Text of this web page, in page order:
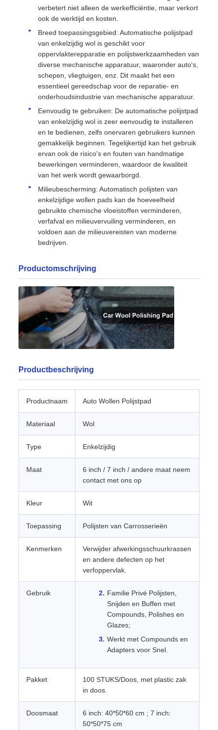
verbetert niet alleen de werkefficiëntie, maar verkort
ook de werktijd en kosten.
Breed toepassingsgebied: Automatische polijstpad
van enkelzijdig wol is geschikt voor
oppervlakterepparatie en polijstwerkzaamheden van
diverse mechanische apparatuur, waaronder auto's,
schepen, vliegtuigen, enz. Dit maakt het een
essentieel gereedschap voor de reparatie- en
onderhoudsindustrie van mechanische apparatuur.
Eenvoudig te gebruiken: De automatische polijstpad
van enkelzijdig wol is zeer eenvoudig te installeren
en te bedienen, zelfs onervaren gebruikers kunnen
gemakkelijk beginnen. Tegelijkertijd kan het gebruik
ervan ook de risico's en fouten van handmatige
bewerkingen verminderen, waardoor de kwaliteit
van het werk wordt gewaarborgd.
Milieubescherming: Automatisch polijsten van
enkelzijdige wollen pads kan de hoeveelheid
gebruikte chemische vloeistoffen verminderen,
verfafval en milieuvervuiling verminderen, en
voldoen aan de milieuvereisten van moderne
bedrijven.
Productomschrijving
Productbeschrijving
Productnaam Auto Wollen Polijstpad
Materiaal Wol
Type Enkelzijdig
Maat
6 inch / 7 inch / andere maat neem
contact met ons op
Kleur Wit
Toepassing Polijsten van Carrosserieën
Kenmerken
Verwijder afwerkingsschuurkrassen
en andere defecten op het
verfoppervlak.
Gebruik
Familie Privé Polijsten,
Snijden en Buffen met
Compounds, Polishes en
Glazes;
Werkt met Compounds en
Adapters voor Snel.
Pakket
100 STUKS/Doos, met plastic zak
in doos.
Doosmaat
6 inch: 40*50*60 cm ; 7 inch:
50*50*75 cm